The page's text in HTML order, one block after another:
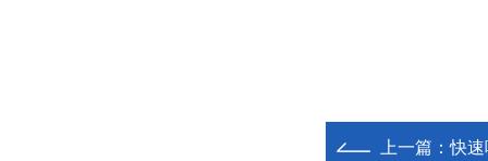
上一篇：快